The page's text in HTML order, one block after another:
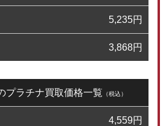
5,235円
3,868円
プラチナ買取価格一覧 （税込）
4,559円